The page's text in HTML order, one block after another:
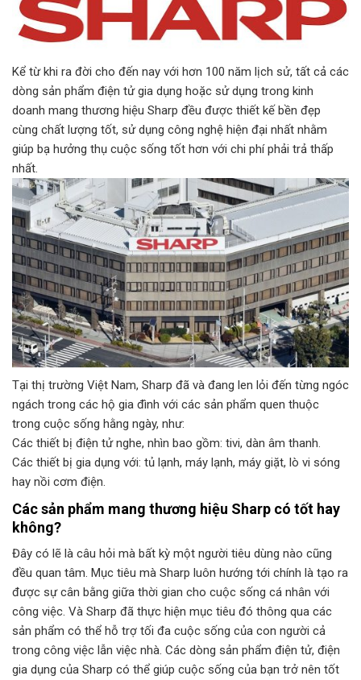
Kể từ khi ra đời cho đến nay với hơn 100 năm lịch sử, tất cả các
dòng sản phẩm điện tử gia dụng hoặc sử dụng trong kinh
doanh mang thương hiệu Sharp đều được thiết kế bền đẹp
cùng chất lượng tốt, sử dụng công nghệ hiện đại nhất nhằm
giúp bạ hưởng thụ cuộc sống tốt hơn với chi phí phải trả thấp
nhất.
Tại thị trường Việt Nam, Sharp đã và đang len lỏi đến từng ngóc
ngách trong các hộ gia đình với các sản phẩm quen thuộc
trong cuộc sống hằng ngày, như:
Các thiết bị điện tử nghe, nhìn bao gồm: tivi, dàn âm thanh.
Các thiết bị gia dụng với: tủ lạnh, máy lạnh, máy giặt, lò vi sóng
hay nồi cơm điện.
Các sản phẩm mang thương hiệu Sharp có tốt hay
không?
Đây có lẽ là câu hỏi mà bất kỳ một người tiêu dùng nào cũng
đều quan tâm. Mục tiêu mà Sharp luôn hướng tới chính là tạo ra
được sự cân bằng giữa thời gian cho cuộc sống cá nhân với
công việc. Và Sharp đã thực hiện mục tiêu đó thông qua các
sản phẩm có thể hỗ trợ tối đa cuộc sống của con người cả
trong công việc lẫn việc nhà. Các dòng sản phẩm điện tử, điện
gia dụng của Sharp có thể giúp cuộc sống của bạn trở nên tốt